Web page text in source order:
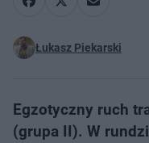
Łukasz Piekarski
Egzotyczny ruch
(grupa II). W